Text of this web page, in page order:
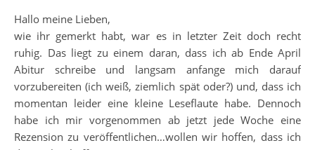
Hallo meine Lieben,
wie ihr gemerkt habt, war es in letzter Zeit doch recht
ruhig. Das liegt zu einem daran, dass ich ab Ende April
Abitur schreibe und langsam anfange mich darauf
vorzubereiten (ich weiß, ziemlich spät oder?) und, dass ich
momentan leider eine kleine Leseflaute habe. Dennoch
habe ich mir vorgenommen ab jetzt jede Woche eine
Rezension zu veröffentlichen…wollen wir hoffen, dass ich